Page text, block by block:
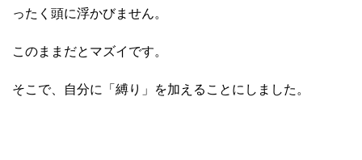
ったく頭に浮かびません。
このままだとマズイです。
そこで、自分に「縛り」を加えることにしました。